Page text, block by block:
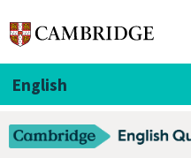
English